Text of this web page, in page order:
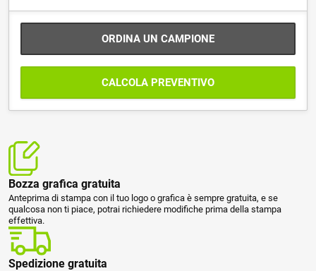
ORDINA UN CAMPIONE
CALCOLA PREVENTIVO
Bozza grafica gratuita
Anteprima di stampa con il tuo logo o grafica è sempre gratuita, e se
qualcosa non ti piace, potrai richiedere modifiche prima della stampa
effettiva.
Spedizione gratuita